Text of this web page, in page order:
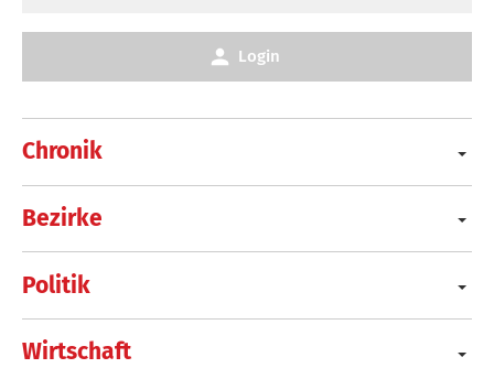
Chronik
Bezirke
Politik
Wirtschaft
Login